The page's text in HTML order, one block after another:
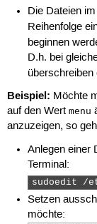
Die Dateien
Reihenfolge
beginnen
D.h. bei
Beispiel: Möchte
auf den Wert menu
anzuzeigen, so
Anlegen einer
Terminal:
sudoedit /
Setzen
möchte: